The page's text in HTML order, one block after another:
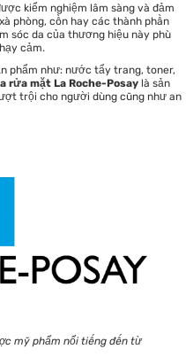
kiểm nghiệm lâm sàng và đảm
phòng, cồn hay các thành phần
sóc da của thương hiệu này phù
cảm.
phẩm như: nước tẩy trang, toner,
rửa mặt La Roche-Posay là sản
trội cho người dùng cũng như an
mỹ phẩm nổi tiếng đến từ